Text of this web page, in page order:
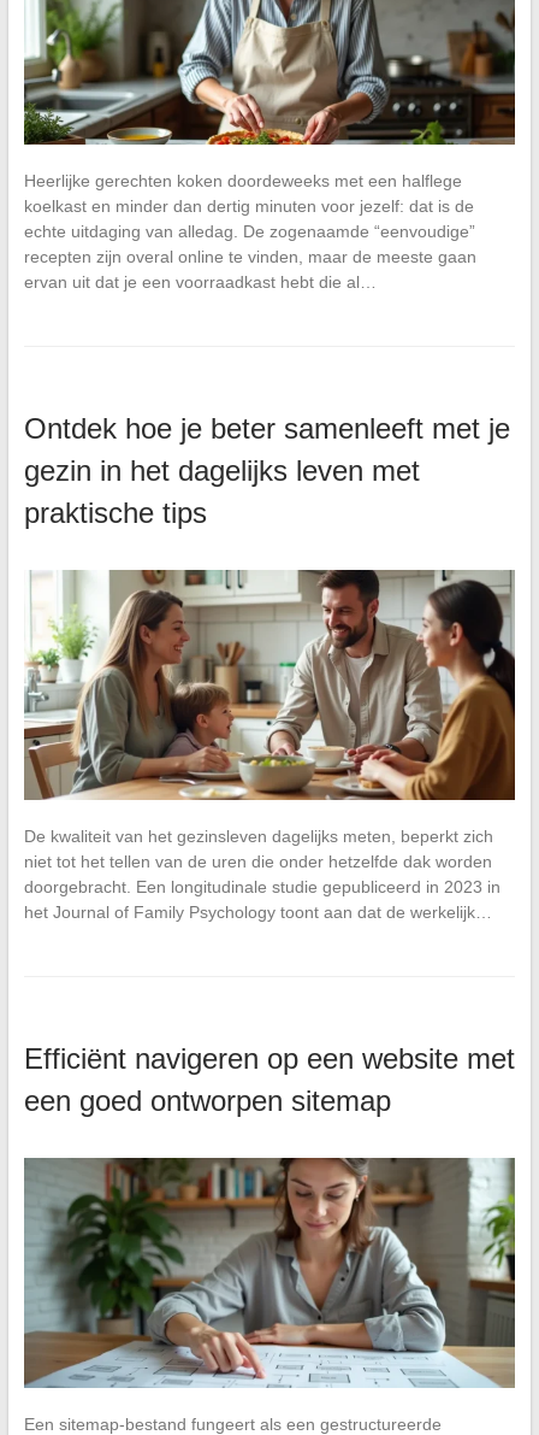
Heerlijke gerechten koken doordeweeks met een halflege
koelkast en minder dan dertig minuten voor jezelf: dat is de
echte uitdaging van alledag. De zogenaamde “eenvoudige”
recepten zijn overal online te vinden, maar de meeste gaan
ervan uit dat je een voorraadkast hebt die al…
Ontdek hoe je beter samenleeft met je
gezin in het dagelijks leven met
praktische tips
De kwaliteit van het gezinsleven dagelijks meten, beperkt zich
niet tot het tellen van de uren die onder hetzelfde dak worden
doorgebracht. Een longitudinale studie gepubliceerd in 2023 in
het Journal of Family Psychology toont aan dat de werkelijk…
Efficiënt navigeren op een website met
een goed ontworpen sitemap
Een sitemap-bestand fungeert als een gestructureerde